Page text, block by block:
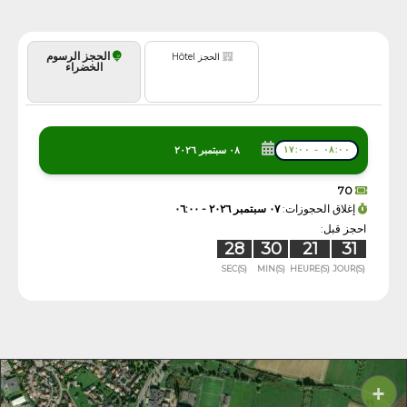
الحجز الرسوم
الخضراء
الحجز Hôtel
٠٨ سبتمبر ٢٠٢٦ ٠٨:٠٠ - ١٧:٠٠
70
إغلاق الحجوزات:٠٧ سبتمبر ٢٠٢٦ - ٠٦:٠٠
احجز قبل:
31
21
30
28
JOUR(S)
HEURE(S)
MIN(S)
SEC(S)
+